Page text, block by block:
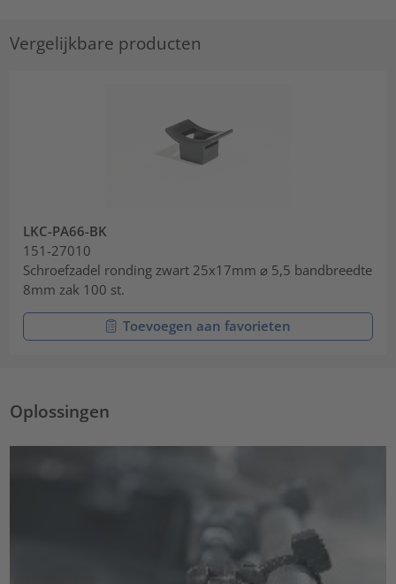
Vergelijkbare producten
LKC-PA66-BK
151-27010
Schroefzadel ronding zwart 25x17mm ⌀ 5,5 bandbreedte
8mm zak 100 st.
Toevoegen aan favorieten
Oplossingen